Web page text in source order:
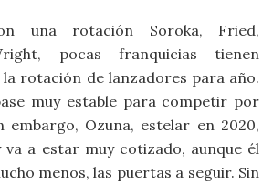
una rotación Soroka, Fried,
pocas franquicias tienen
rotación de lanzadores para año.
muy estable para competir por
embargo, Ozuna, estelar en 2020,
a estar muy cotizado, aunque él
menos, las puertas a seguir. Sin